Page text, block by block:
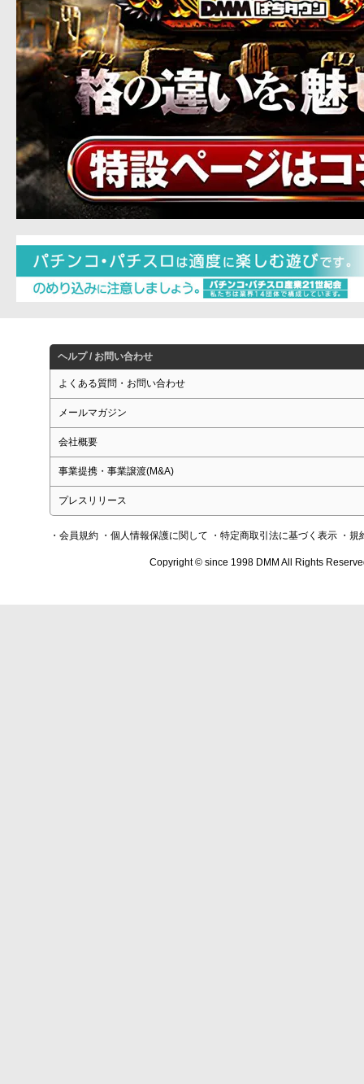
ヘルプ / お問い合わせ
よくある質問・お問い合わせ
メールマガジン
会社概要
事業提携・事業譲渡(M&A)
プレスリリース
・会員規約 ・個人情報保護に関して ・特定商取引法に基づく表示 ・規
Copyright © since 1998 DMM All Rights